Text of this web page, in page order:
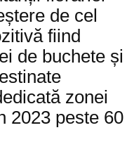
de cel
fiind
de buchete și
zonei
2023 peste 60